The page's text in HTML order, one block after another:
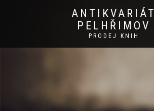
ANTIKVARIÁT
PELHŘIMOV
PRODEJ KNIH